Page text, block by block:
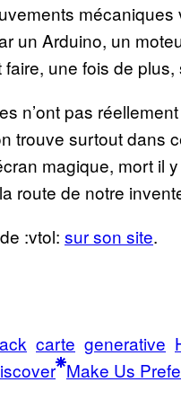
mécaniques
un Arduino, un
une fois de
n’ont pas
trouve surtout dans
magique, mort il
route de notre
:vtol: sur son site.
carte generative
Make Us